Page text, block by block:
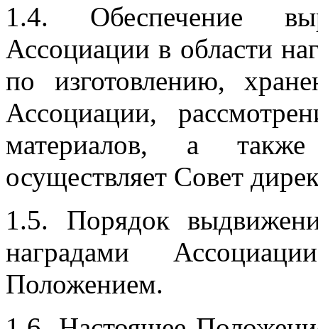
1.4. Обеспечение
Ассоциации в области
по изготовлению,
Ассоциации,
материалов, а
осуществляет Совет
1.5. Порядок
наградами
Положением.